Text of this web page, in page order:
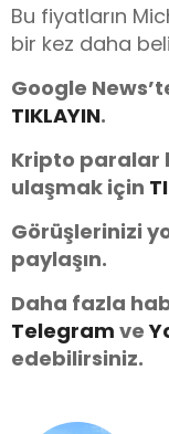
Bu fiyatların
bir kez daha
Google
TIKLAYIN.
Kripto paralar
ulaşmak için
Görüşlerinizi
paylaşın.
Daha fazla
Telegram ve
edebilirsiniz.